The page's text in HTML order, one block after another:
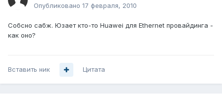
Опубликовано 17 февраля, 2010
Собсно сабж. Юзает кто-то Huawei для Ethernet провайдинга -
как оно?
Вставить ник Цитата